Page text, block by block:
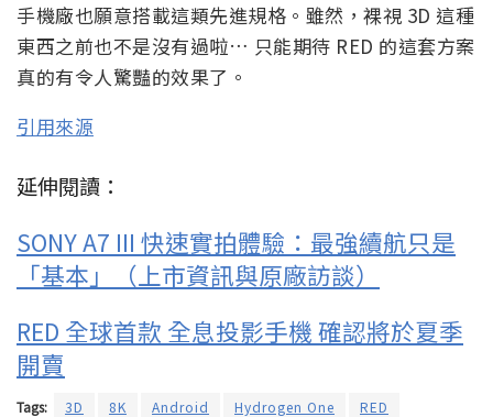
手機廠也願意搭載這類先進規格。雖然，裸視 3D 這種
東西之前也不是沒有過啦… 只能期待 RED 的這套方案
真的有令人驚豔的效果了。
引用來源
延伸閱讀：
SONY A7 III 快速實拍體驗：最強續航只是
「基本」（上市資訊與原廠訪談）
RED 全球首款 全息投影手機 確認將於夏季
開賣
Tags: 3D 8K Android Hydrogen One RED